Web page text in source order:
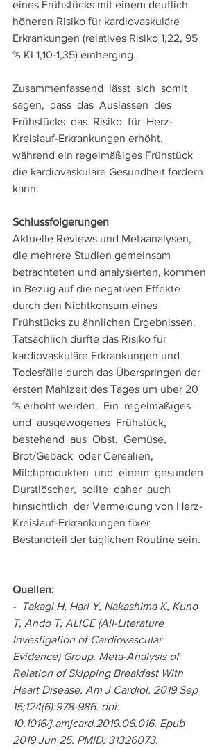
eines Frühstücks mit einem deutlich
höheren Risiko für kardiovaskuläre
Erkrankungen (relatives Risiko 1,22, 95
% KI 1,10-1,35) einherging.
Zusammenfassend  lässt  sich  somit
sagen,  dass  das  Auslassen  des
Frühstücks  das  Risiko  für  Herz-
Kreislauf-Erkrankungen erhöht,
während ein regelmäßiges Frühstück
die kardiovaskuläre Gesundheit fördern
kann.
Schlussfolgerungen
Aktuelle Reviews und Metaanalysen,
die mehrere Studien gemeinsam
betrachteten und analysierten, kommen
in Bezug auf die negativen Effekte
durch den Nichtkonsum eines
Frühstücks zu ähnlichen Ergebnissen.
Tatsächlich dürfte das Risiko für
kardiovaskuläre Erkrankungen und
Todesfälle durch das Überspringen der
ersten Mahlzeit des Tages um über 20
% erhöht werden.  Ein  regelmäßiges
und  ausgewogenes  Frühstück,
bestehend  aus  Obst,  Gemüse,
Brot/Gebäck  oder Cerealien,
Milchprodukten  und  einem  gesunden
Durstlöscher,  sollte  daher  auch
hinsichtlich  der Vermeidung von Herz-
Kreislauf-Erkrankungen fixer
Bestandteil der täglichen Routine sein.
Quellen:
-  Takagi H, Hari Y, Nakashima K, Kuno
T, Ando T; ALICE (All-Literature
Investigation of Cardiovascular
Evidence) Group. Meta-Analysis of
Relation of Skipping Breakfast With
Heart Disease. Am J Cardiol. 2019 Sep
15;124(6):978-986. doi:
10.1016/j.amjcard.2019.06.016. Epub
2019 Jun 25. PMID: 31326073.